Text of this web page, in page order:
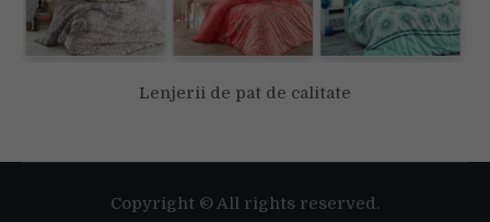
Lenjerii de pat de calitate
Copyright © All rights reserved.
Poți afla mai multe despre cookie-urile pe care le folosim sau să